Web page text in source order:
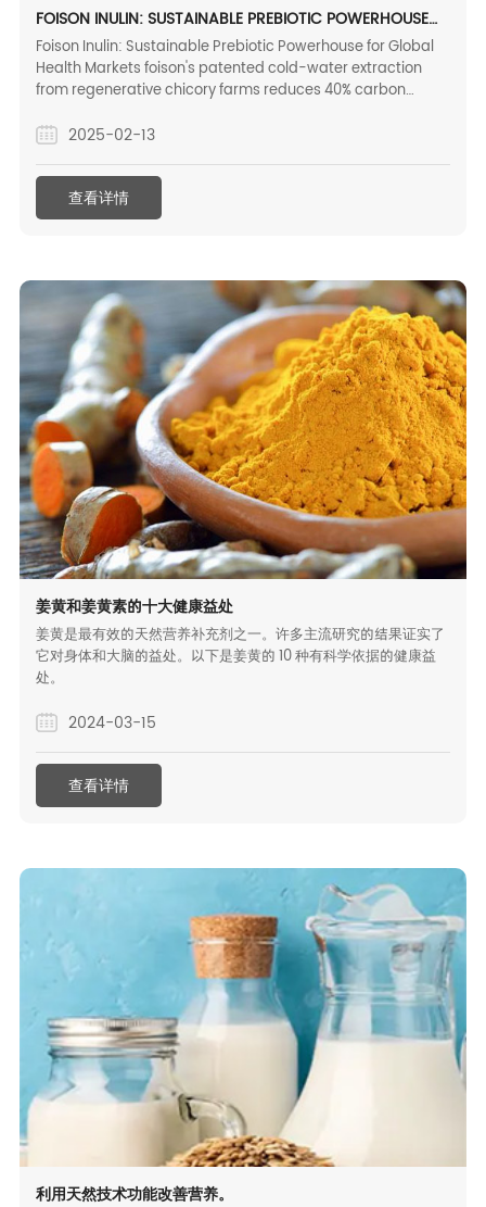
FOISON INULIN: SUSTAINABLE PREBIOTIC POWERHOUSE
FOR GLOBAL HEALTH MARKETS
Foison Inulin: Sustainable Prebiotic Powerhouse for Global
Health Markets foison's patented cold-water extraction
from regenerative chicory farms reduces 40% carbon
commodities report). our blockchain-tracked "field-to-
1830/2003 compliant) soil health monitoring via iot sensors
3-year crop rotation cycles
2025-02-13
查看详情
姜黄和姜黄素的十大健康益处
姜黄是最有效的天然营养补充剂之一。许多主流研究的结果证实了
它对身体和大脑的益处。以下是姜黄的 10 种有科学依据的健康益
处。
2024-03-15
查看详情
利用天然技术功能改善营养。